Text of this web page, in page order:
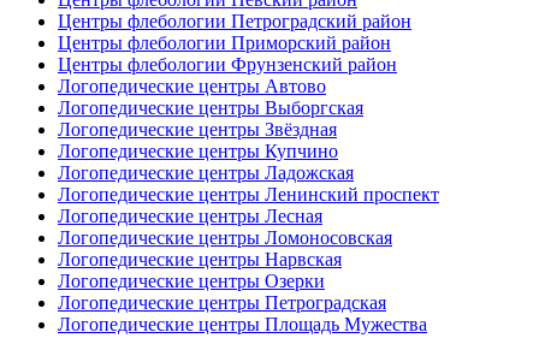
Центры флебологии Петроградский район
Центры флебологии Приморский район
Центры флебологии Фрунзенский район
Логопедические центры Автово
Логопедические центры Выборгская
Логопедические центры Звёздная
Логопедические центры Купчино
Логопедические центры Ладожская
Логопедические центры Ленинский проспект
Логопедические центры Лесная
Логопедические центры Ломоносовская
Логопедические центры Нарвская
Логопедические центры Озерки
Логопедические центры Петроградская
Логопедические центры Площадь Мужества